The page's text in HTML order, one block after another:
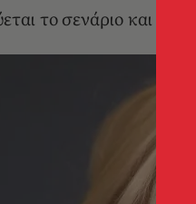
το σενάριο και